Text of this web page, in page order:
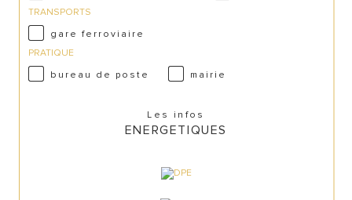
TRANSPORTS
gare ferroviaire
PRATIQUE
bureau de poste
mairie
Les infos
ENERGETIQUES